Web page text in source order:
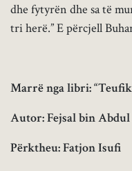
dhe fytyrën dhe sa të
tri herë.” E përcjell
Marrë nga libri:
Autor: Fejsal bin
Përktheu: Fatjon Isufi